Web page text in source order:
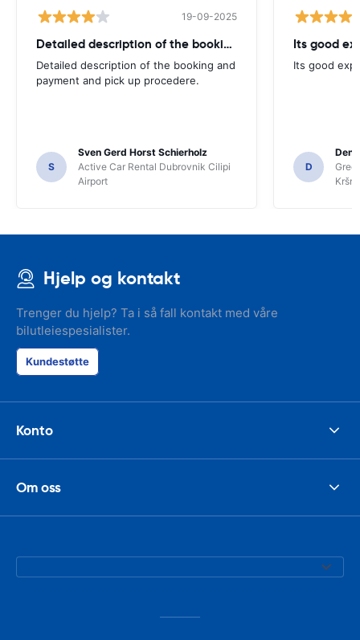
19-09-2025
Detailed description of the booking
Detailed description of the booking and
payment and pick up procedere.
S
Sven Gerd Horst Schierholz
Active Car Rental Dubrovnik Cilipi
Airport
Its good
Its good
D
Hjelp og kontakt
Trenger du hjelp? Ta i så fall kontakt med våre
bilutleiespesialister.
Kundestøtte
Konto
Om oss